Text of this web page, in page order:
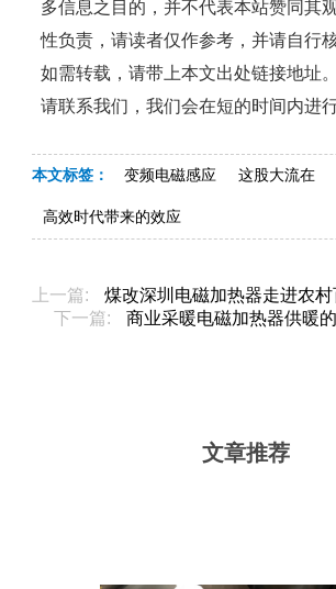
多信息之目的，并不代表本站赞同其
性负责，请读者仅作参考，并请自行
如需转载，请带上本文出处链接地址
请联系我们，我们会在短的时间内进行
本文标签： 变频电磁感应 这股大流在
高效时代带来的效应
上一篇:
煤改深圳电磁加热器走进农村
下一篇:
商业采暖电磁加热器供暖
文章推荐